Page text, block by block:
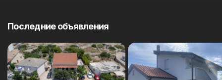
Последние объявления